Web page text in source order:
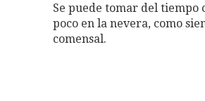
Se puede tomar del tiempo
poco en la nevera, como
comensal.